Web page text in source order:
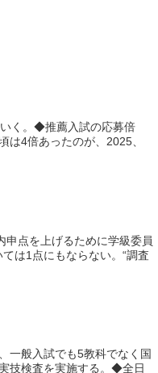
く。◆推薦入試の応募倍
4倍あったのが、2025、
点を上げるために学級委員
は1点にもならない。“調査
一般入試でも5教科でなく国
技検査を実施する。◆全日